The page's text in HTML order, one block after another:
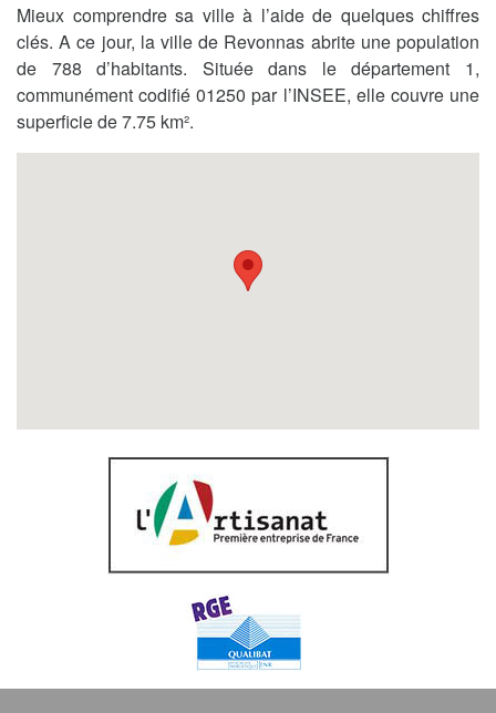
Mieux comprendre sa ville à l’aide de quelques chiffres
clés. A ce jour, la ville de Revonnas abrite une population
de 788 d’habitants. Située dans le département 1,
communément codifié 01250 par l’INSEE, elle couvre une
superficie de 7.75 km².